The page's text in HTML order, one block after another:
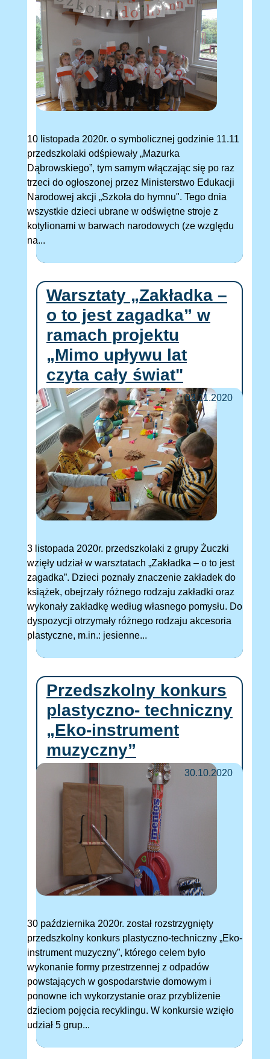
10 listopada 2020r. o symbolicznej godzinie 11.11
przedszkolaki odśpiewały „Mazurka
Dąbrowskiego”, tym samym włączając się po raz
trzeci do ogłoszonej przez Ministerstwo Edukacji
Narodowej akcji „Szkoła do hymnu". Tego dnia
wszystkie dzieci ubrane w odświętne stroje z
kotylionami w barwach narodowych (ze względu
na...
Warsztaty „Zakładka –
o to jest zagadka” w
ramach projektu
„Mimo upływu lat
czyta cały świat"
03.11.2020
3 listopada 2020r. przedszkolaki z grupy Żuczki
wzięły udział w warsztatach „Zakładka – o to jest
zagadka”. Dzieci poznały znaczenie zakładek do
książek, obejrzały różnego rodzaju zakładki oraz
wykonały zakładkę według własnego pomysłu. Do
dyspozycji otrzymały różnego rodzaju akcesoria
plastyczne, m.in.: jesienne...
Przedszkolny konkurs
plastyczno- techniczny
„Eko-instrument
muzyczny”
30.10.2020
30 października 2020r. został rozstrzygnięty
przedszkolny konkurs plastyczno-techniczny „Eko-
instrument muzyczny”, którego celem było
wykonanie formy przestrzennej z odpadów
powstających w gospodarstwie domowym i
ponowne ich wykorzystanie oraz przybliżenie
dzieciom pojęcia recyklingu. W konkursie wzięło
udział 5 grup...